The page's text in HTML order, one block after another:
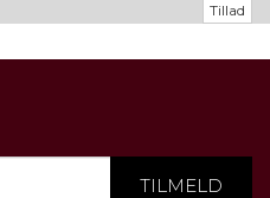
Tillad
TILMELD